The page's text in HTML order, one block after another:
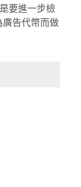
要進一步檢
廣告代幣而做